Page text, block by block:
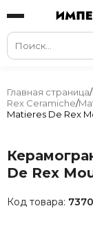
Главная страница/
Rex Ceramiche/
Matieres De Rex
De Rex
Код товара: